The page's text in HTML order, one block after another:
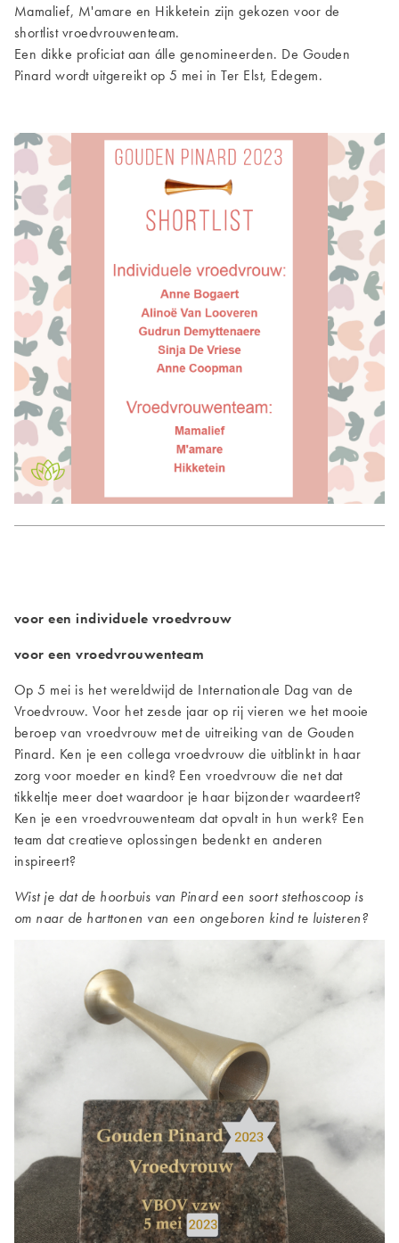
Mamalief, M'amare en Hikketein zijn gekozen voor de
shortlist vroedvrouwenteam.
Een dikke proficiat aan álle genomineerden. De Gouden
Pinard wordt uitgereikt op 5 mei in Ter Elst, Edegem.
voor een individuele vroedvrouw
voor een vroedvrouwenteam
Op 5 mei is het wereldwijd de Internationale Dag van de
Vroedvrouw. Voor het zesde jaar op rij vieren we het mooie
beroep van vroedvrouw met de uitreiking van de Gouden
Pinard. Ken je een collega vroedvrouw die uitblinkt in haar
zorg voor moeder en kind? Een vroedvrouw die net dat
tikkeltje meer doet waardoor je haar bijzonder waardeert?
Ken je een vroedvrouwenteam dat opvalt in hun werk? Een
team dat creatieve oplossingen bedenkt en anderen
inspireert?
Wist je dat de hoorbuis van Pinard een soort stethoscoop is
om naar de harttonen van een ongeboren kind te luisteren?